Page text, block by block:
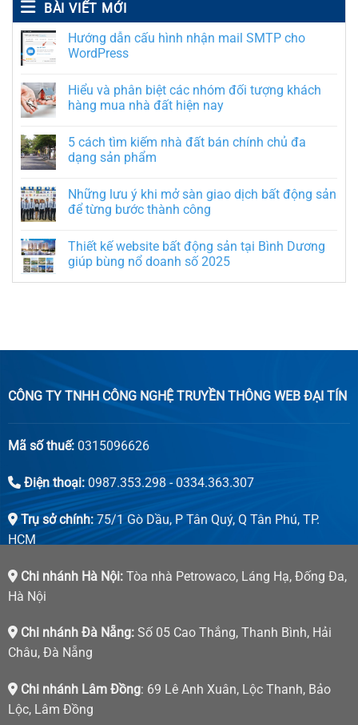
BÀI VIẾT MỚI
Hướng dẫn cấu hình nhận mail SMTP cho
WordPress
Hiểu và phân biệt các nhóm đối tượng khách
hàng mua nhà đất hiện nay
5 cách tìm kiếm nhà đất bán chính chủ đa
dạng sản phẩm
Những lưu ý khi mở sàn giao dịch bất động sản
để từng bước thành công
Thiết kế website bất động sản tại Bình Dương
giúp bùng nổ doanh số 2025
CÔNG TY TNHH CÔNG NGHỆ TRUYỀN THÔNG WEB ĐẠI TÍN
Mã số thuế:0315096626
Điện thoại:0987.353.298 - 0334.363.307
Trụ sở chính:75/1 Gò Dầu, P Tân Quý, Q Tân Phú, TP.
HCM
Chi nhánh Hà Nội:Tòa nhà Petrowaco, Láng Hạ, Đống Đa,
Hà Nội
Chi nhánh Đà Nẵng:Số 05 Cao Thắng, Thanh Bình, Hải
Châu, Đà Nẵng
Chi nhánh Lâm Đồng: 69 Lê Anh Xuân, Lộc Thanh, Bảo
Lộc, Lâm Đồng